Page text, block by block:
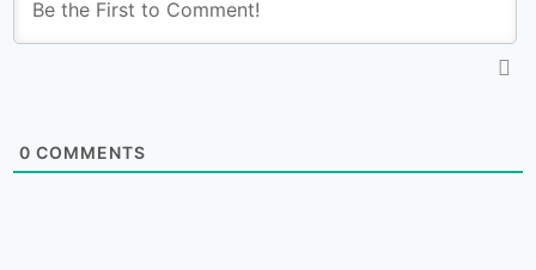
0 COMMENTS